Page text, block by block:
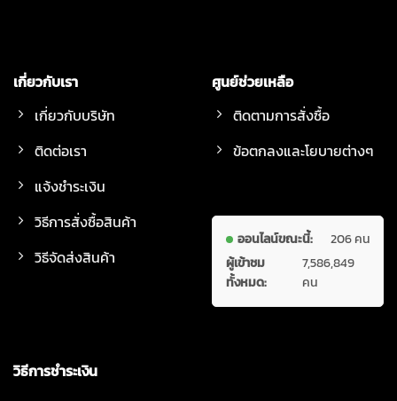
เกี่ยวกับเรา
เกี่ยวกับบริษัท
ติดต่อเรา
แจ้งชำระเงิน
วิธีการสั่งซื้อสินค้า
วิธีจัดส่งสินค้า
ศูนย์ช่วยเหลือ
ติดตามการสั่งซื้อ
ข้อตกลงและโยบายต่างๆ
ออนไลน์ขณะนี้:
206 คน
ผู้เข้าชม
ทั้งหมด:
7,586,849
คน
วิธีการชำระเงิน